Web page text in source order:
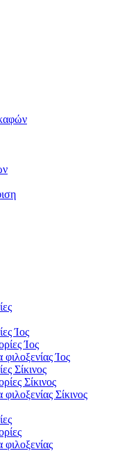
Ίος
Ίος
Ίος
Σίκινος
Σίκινος
Σίκινος